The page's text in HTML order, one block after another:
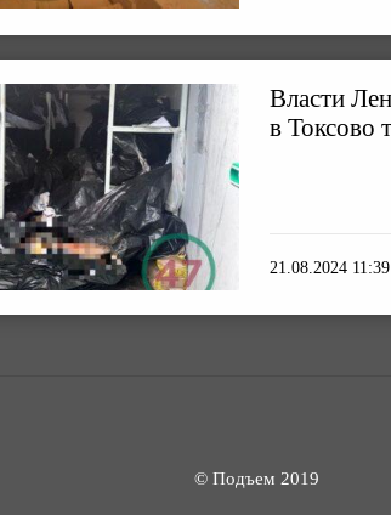
Власти
в Токсово
21.08.2024 11:39
© Подъем 2019